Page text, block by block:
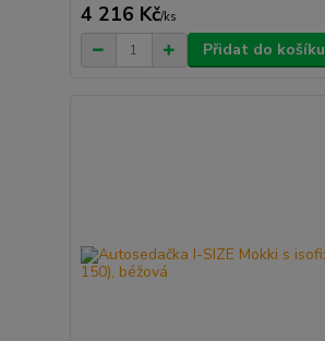
4 216 Kč/ks
Přidat do košíku